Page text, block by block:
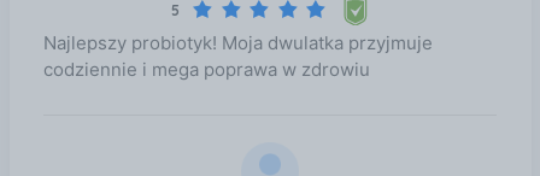
5
Najlepszy probiotyk! Moja dwulatka przyjmuje
codziennie i mega poprawa w zdrowiu